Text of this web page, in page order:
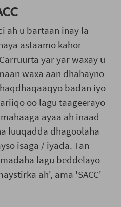
ah u bartaan inay la
astaamo kahor
yar yar waxay u
waxa aan dhahayno
badan iyo
oo lagu taageerayo
ayaa ah inaad
luuqadda dhagoolaha
isaga / iyada. Tan
lagu beddelayo
ah', ama 'SACC'